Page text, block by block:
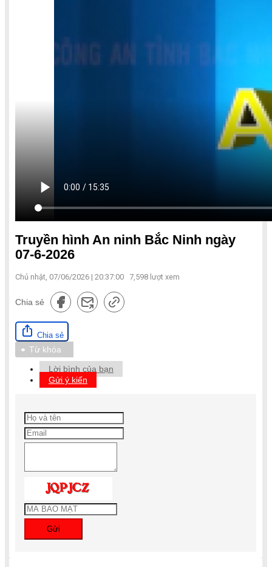
Truyền hình An ninh Bắc Ninh ngày
07-6-2026
Chủ nhật, 07/06/2026 | 20:37:00 7,598 lượt xem
Chia sẻ
Chia sẻ
Từ khóa
Lời bình của bạn
Gửi ý kiến
Gửi